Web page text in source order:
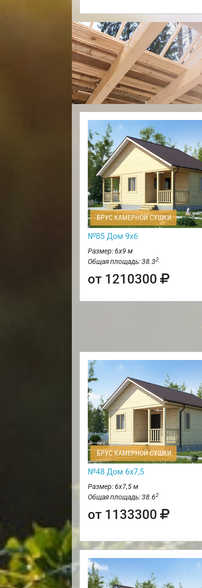
БРУС КАМЕРНОЙ СУШКИ
№85 Дом 9х6
Размер: 6х9 м
Общая площадь: 38.32
от 1210300
БРУС КАМЕРНОЙ СУШКИ
№48 Дом 6х7,5
Размер: 6х7,5 м
Общая площадь: 38.62
от 1133300